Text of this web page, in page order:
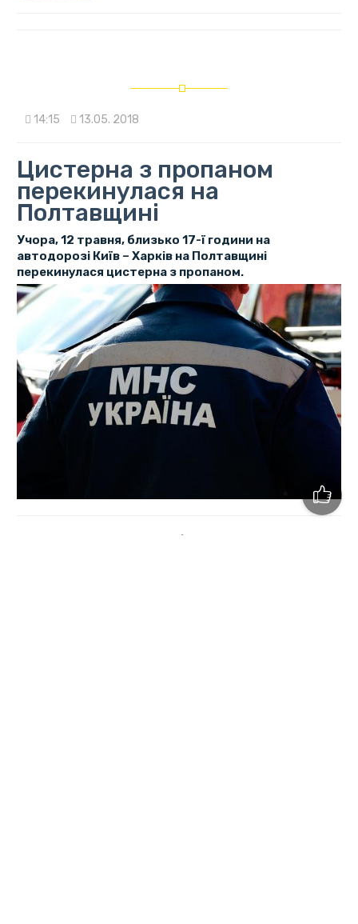
14:15 13.05. 2018
Цистерна з пропаном
перекинулася на
Полтавщині
Учора, 12 травня, близько 17-ї години на
автодорозі Київ – Харків на Полтавщині
перекинулася цистерна з пропаном.
Як повідомили в прес-службі ГУ ДСНС у Полтавській